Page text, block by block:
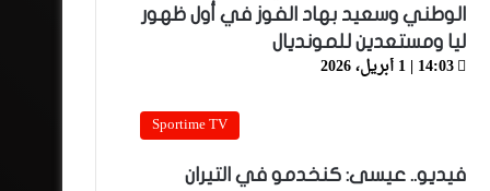
الوطني وسعيد بهاد الفوز في أول ظهور
ليا ومستعدين للمونديال
14:03 | 1 أبريل، 2026
Sportime TV
فيديو.. عيسى: كنخدمو في التيران